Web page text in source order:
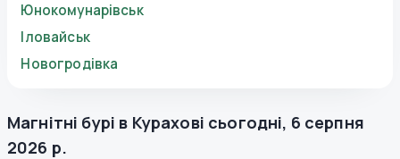
Юнокомунарівськ
Іловайськ
Новогродівка
Магнітні бурі в Курахові сьогодні, 6 серпня
2026 р.